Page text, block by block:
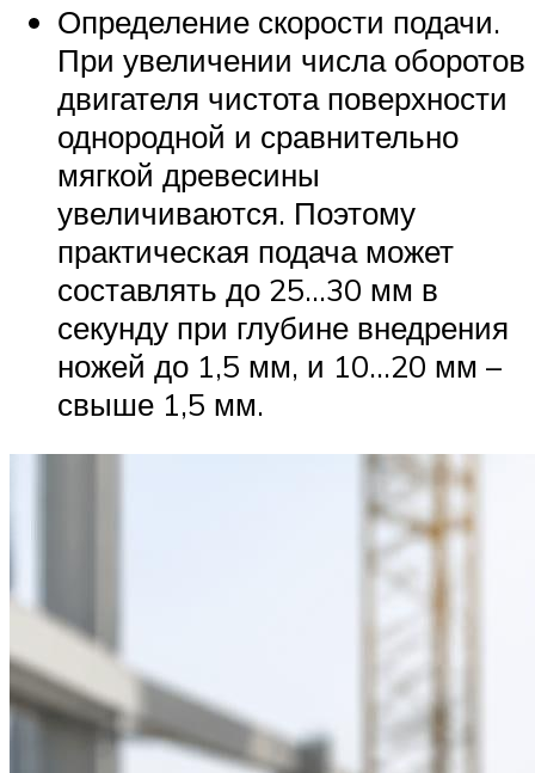
Определение скорости подачи.
При увеличении числа оборотов
двигателя чистота поверхности
однородной и сравнительно
мягкой древесины
увеличиваются. Поэтому
практическая подача может
составлять до 25…30 мм в
секунду при глубине внедрения
ножей до 1,5 мм, и 10…20 мм –
свыше 1,5 мм.